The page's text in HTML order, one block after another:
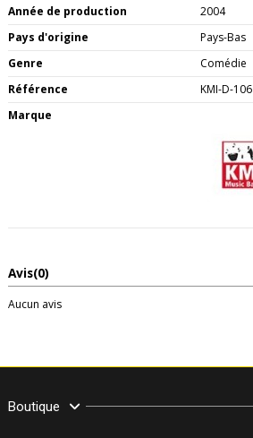
Année de production
2004
Pays d'origine
Pays-Bas
Genre
Comédie
Référence
KMI-D-106
Marque
Avis(0)
Aucun avis
Boutique